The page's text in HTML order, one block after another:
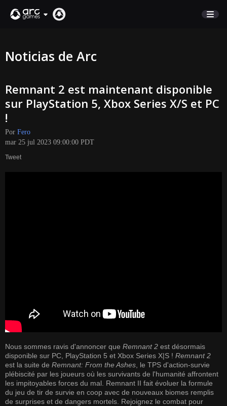
SOPORTE
Iniciar sesión
Deutsch
Noticias de Arc
Remnant 2 est maintenant disponible
sur PlayStation 5, Xbox Series X/S et PC
!
Por Fero
mar 25 jul 2023 09:00:00 PDT
Tweet
Nous sommes ravis d'annoncer que Remnant 2 est désormais
disponible sur PC, PlayStation 5 et Xbox Series X|S ! Remnant 2
est la suite de Remnant: From the Ashes , le TPS d'action-survie
plébiscité par les joueurs où les survivants de l'humanité affrontent
les impitoyables forces du mal. Remnant II fait évoluer la formule
du jeu de tir de survie en coop avec de nouveaux biomes remplis
de surprises et de dangers mortels. Rejoignez le combat pour